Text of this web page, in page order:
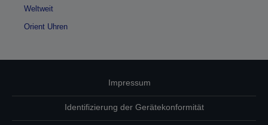
Weltweit
Orient Uhren
Impressum
Identifizierung der Gerätekonformität